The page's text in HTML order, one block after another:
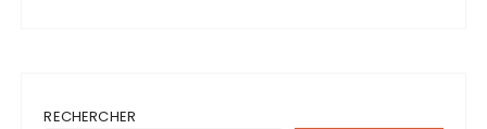
RECHERCHER